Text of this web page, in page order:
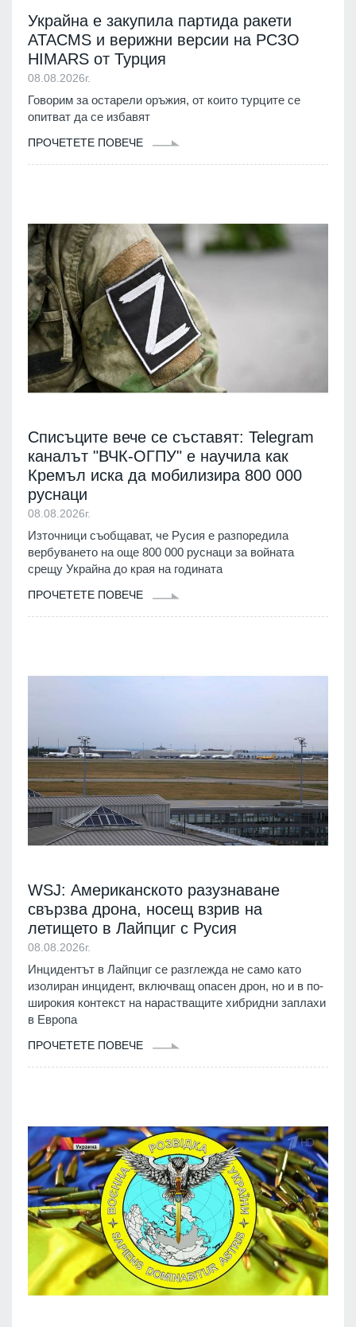
Украйна е закупила партида ракети
ATACMS и верижни версии на РСЗО
HIMARS от Турция
08.08.2026г.
Говорим за остарели оръжия, от които турците се
опитват да се избавят
ПРОЧЕТЕТЕ ПОВЕЧЕ
Списъците вече се съставят: Telegram
каналът "ВЧК-ОГПУ" е научила как
Кремъл иска да мобилизира 800 000
руснаци
08.08.2026г.
Източници съобщават, че Русия е разпоредила
вербуването на още 800 000 руснаци за войната
срещу Украйна до края на годината
ПРОЧЕТЕТЕ ПОВЕЧЕ
WSJ: Американското разузнаване
свързва дрона, носещ взрив на
летището в Лайпциг с Русия
08.08.2026г.
Инцидентът в Лайпциг се разглежда не само като
изолиран инцидент, включващ опасен дрон, но и в по-
широкия контекст на нарастващите хибридни заплахи
в Европа
ПРОЧЕТЕТЕ ПОВЕЧЕ